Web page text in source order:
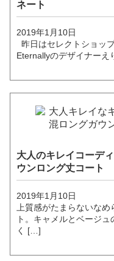
ネート
2019年1月10日
昨日はセレクトショッ
Eternallyのデザイナー
大人のキレイコーデ
ウンロング丈コート
2019年1月10日
上質感がたまらないなめ
ト。キャメルとベージ
く […]